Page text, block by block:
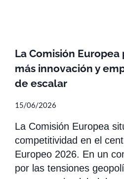
La Comisión Europea
más innovación y
de escalar
15/06/2026
La Comisión Europea
competitividad en el
Europeo 2026. En un
por las tensiones